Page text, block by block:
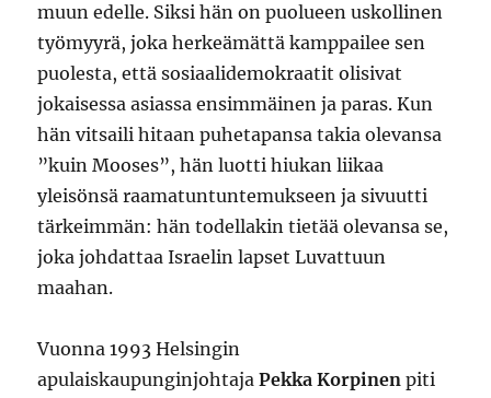
muun edelle. Siksi hän on puolueen uskollinen
työmyyrä, joka herkeämättä kamppailee sen
puolesta, että sosiaalidemokraatit olisivat
jokaisessa asiassa ensimmäinen ja paras. Kun
hän vitsaili hitaan puhetapansa takia olevansa
”kuin Mooses”, hän luotti hiukan liikaa
yleisönsä raamatuntuntemukseen ja sivuutti
tärkeimmän: hän todellakin tietää olevansa se,
joka johdattaa Israelin lapset Luvattuun
maahan.
Vuonna 1993 Helsingin
apulaiskaupunginjohtajaPekka Korpinen piti